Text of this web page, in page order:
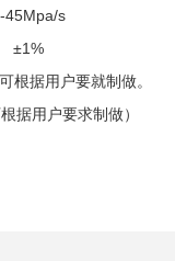
45Mpa/s
±1%
根据用户要就制做。
据用户要求制做）